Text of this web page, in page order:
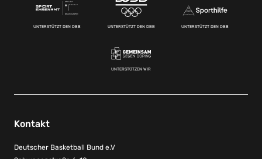
UNTERSTÜTZT DEN DBB UNTERSTÜTZT DEN DBB UNTERSTÜTZT DEN DBB
UNTERSTÜTZEN WIR
Kontakt
Deutscher Basketball Bund e.V